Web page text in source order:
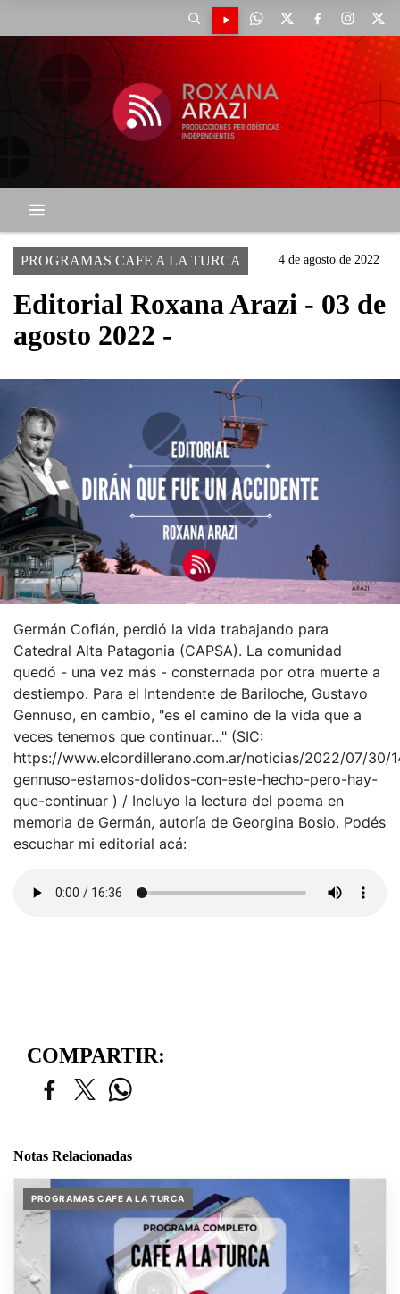
PROGRAMAS CAFE A LA TURCA 4 de agosto de 2022
Editorial Roxana Arazi - 03 de
agosto 2022 -
Germán Cofián, perdió la vida trabajando para
Catedral Alta Patagonia (CAPSA). La comunidad
quedó - una vez más - consternada por otra muerte a
destiempo. Para el Intendente de Bariloche, Gustavo
Gennuso, en cambio, "es el camino de la vida que a
veces tenemos que continuar..." (SIC:
https://www.elcordillerano.com.ar/noticias/2022/07/30/
gennuso-estamos-dolidos-con-este-hecho-pero-hay-
que-continuar ) / Incluyo la lectura del poema en
memoria de Germán, autoría de Georgina Bosio. Podés
escuchar mi editorial acá:
COMPARTIR:
Notas Relacionadas
PROGRAMAS CAFE A LA TURCA